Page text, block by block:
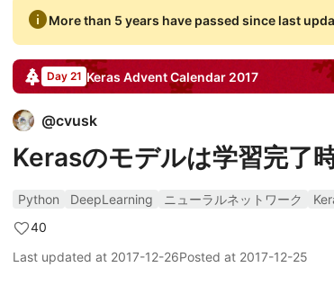
infoMore than 5 years have passed since last
Day 21 Keras Advent Calendar 2017
@cvusk
Kerasのモデルは学習完了
Python DeepLearning ニューラルネットワーク
40
Last updated at 2017-12-26Posted at 2017-12-25